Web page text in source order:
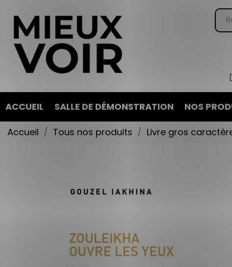
ACCUEIL SALLE DE DÉMONSTRATION NOS
Accueil Tous nos produits Livre gros